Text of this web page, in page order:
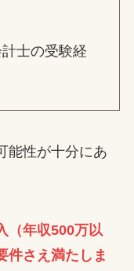
士の受験経
能性が十分にあ
（年収500万以
件さえ満たしま